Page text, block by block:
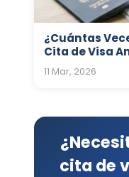
¿Cuántas
Cita de Visa
11 Mar, 2026
cita de